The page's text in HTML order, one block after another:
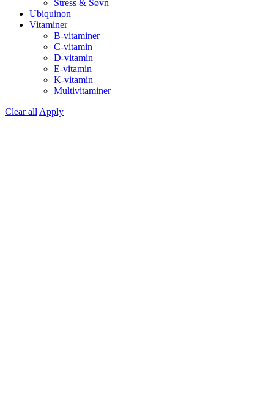
Stress & Søvn
Ubiquinon
Vitaminer
B-vitaminer
C-vitamin
D-vitamin
E-vitamin
K-vitamin
Multivitaminer
Clear all Apply